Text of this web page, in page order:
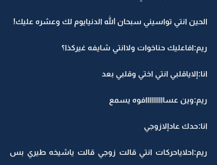
الحين انتي تواسيني سبحان الله الدنيايوم لك وعشره عليك!
ريم:افاعليك حناخوات ولاانتي شايفه غيركذا؟
انا:إلاياقلبي انتي اختي وقلبي بعد
ريم:وين عساااااااااافوه يسمع
انا:حدك عادإلازوجي
ريم:احلاياحركات انتي قالت زوجي قالت ياشيخه طيري بس